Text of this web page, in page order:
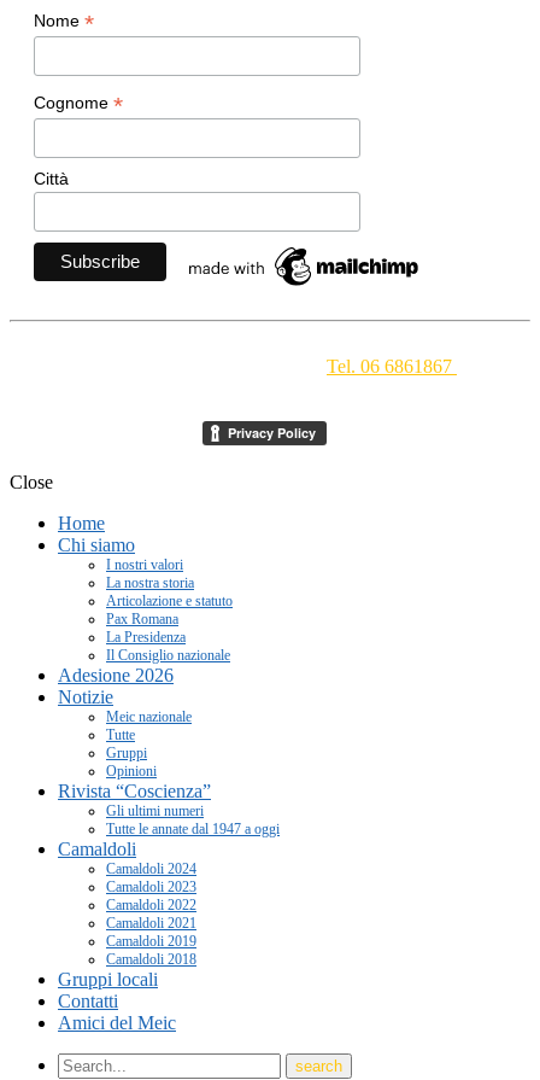
Nome *
Cognome *
Città
Tel. 06 6861867
Close
Home
Chi siamo
I nostri valori
La nostra storia
Articolazione e statuto
Pax Romana
La Presidenza
Il Consiglio nazionale
Adesione 2026
Notizie
Meic nazionale
Tutte
Gruppi
Opinioni
Rivista “Coscienza”
Gli ultimi numeri
Tutte le annate dal 1947 a oggi
Camaldoli
Camaldoli 2024
Camaldoli 2023
Camaldoli 2022
Camaldoli 2021
Camaldoli 2019
Camaldoli 2018
Gruppi locali
Contatti
Amici del Meic